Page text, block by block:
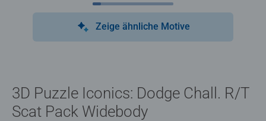
Zeige ähnliche Motive
3D Puzzle Iconics: Dodge Chall. R/T
Scat Pack Widebody